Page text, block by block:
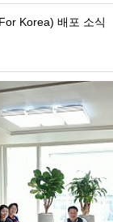
Korea) 배포 소식